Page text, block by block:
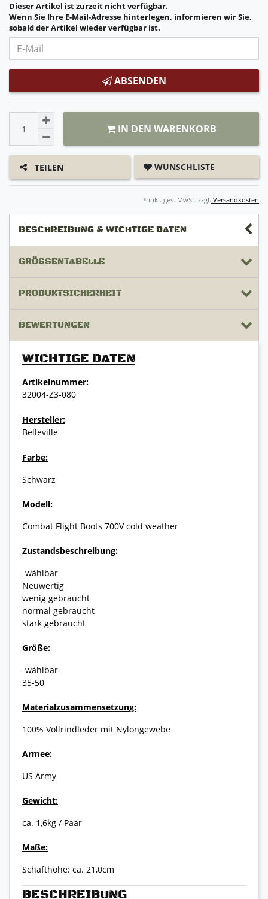
Dieser Artikel ist zurzeit nicht verfügbar.
Wenn Sie Ihre E-Mail-Adresse hinterlegen, informieren wir Sie,
sobald der Artikel wieder verfügbar ist.
ABSENDEN
IN DEN WARENKORB
TEILEN WUNSCHLISTE
* inkl. ges. MwSt. zzgl. Versandkosten
BESCHREIBUNG & WICHTIGE DATEN
GRÖSSENTABELLE
PRODUKTSICHERHEIT
BEWERTUNGEN
BESCHREIBUNG
WICHTIGE DATEN
Artikelnummer:
32004-Z3-080
Hersteller:
Belleville
Farbe:
Schwarz
Modell:
Combat Flight Boots 700V cold weather
Zustandsbeschreibung:
-wählbar-
Neuwertig
wenig gebraucht
normal gebraucht
stark gebraucht
Größe:
-wählbar-
35-50
Materialzusammensetzung:
100% Vollrindleder mit Nylongewebe
Armee:
US Army
Gewicht:
ca. 1,6kg / Paar
Maße:
Schafthöhe: ca. 21,0cm